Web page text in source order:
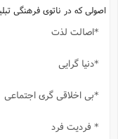
اصولی که در ناتوی فرهنگی
*اصالت لذت
*دنیا گرایی
*بی اخلاقی گری اجتماعی
* فردیت فرد